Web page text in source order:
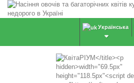
Українська